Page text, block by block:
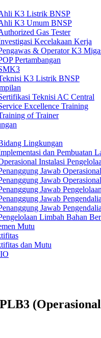
K3 Listrik BNSP
K3 Umum BNSP
Gas Tester
Kecelakaan Kerja
& Operator K3
Pertambangan
K3 Listrik BNSP
Teknisi AC Central
Excellence Training
of Trainer
Lingkungan
dan Pembuatan
Instalasi
Jawab
Jawab
Jawab
Jawab
Jawab
Limbah Bahan
Mutu
dan Mutu